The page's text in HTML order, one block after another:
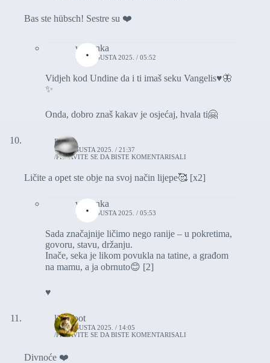
Bas ste hübsch! Sestre su ❤️
vasionka
11. AUGUSTA 2025. / 05:52
Vidjeh kod Undine da i ti imaš seku Vangelis♥️🦋
✨
Onda, dobro znaš kakav je osjećaj, hvala ti🤗
msks
10. AUGUSTA 2025. / 21:37
PRIJAVITE SE DA BISTE KOMENTARISALI
Ličite a opet ste obje na svoj način lijepe🥰 [x2]
vasionka
11. AUGUSTA 2025. / 05:53
Sada značajnije ličimo nego ranije – u pokretima,
govoru, stavu, držanju.
Inače, seka je likom povukla na tatine, a građom
na mamu, a ja obrnuto😊 [2]
♥️
littlefoot
11. AUGUSTA 2025. / 14:05
PRIJAVITE SE DA BISTE KOMENTARISALI
Divnoće ❤️